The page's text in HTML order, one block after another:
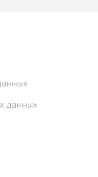
данных